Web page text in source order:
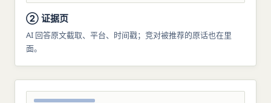
② 证据页
AI 回答原文截取、平台、时间戳；竞对被推荐的原话也在里
面。